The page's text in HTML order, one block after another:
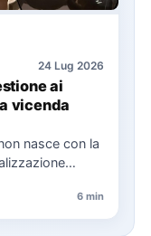
24 Lug 2026
ai
vicenda
nasce con la
6 min